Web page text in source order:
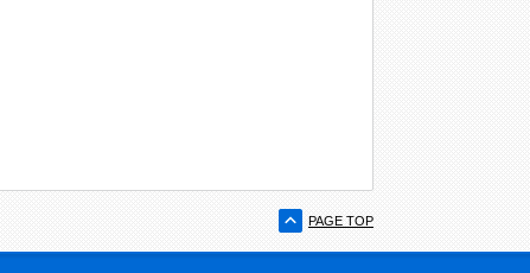
PAGE TOP